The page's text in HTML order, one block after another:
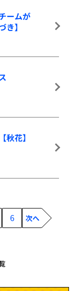
ームが
き】
秋花】
6 次へ